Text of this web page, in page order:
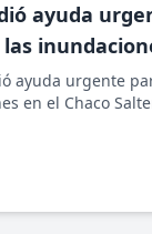
ayuda
ayuda urgente
en el Chaco